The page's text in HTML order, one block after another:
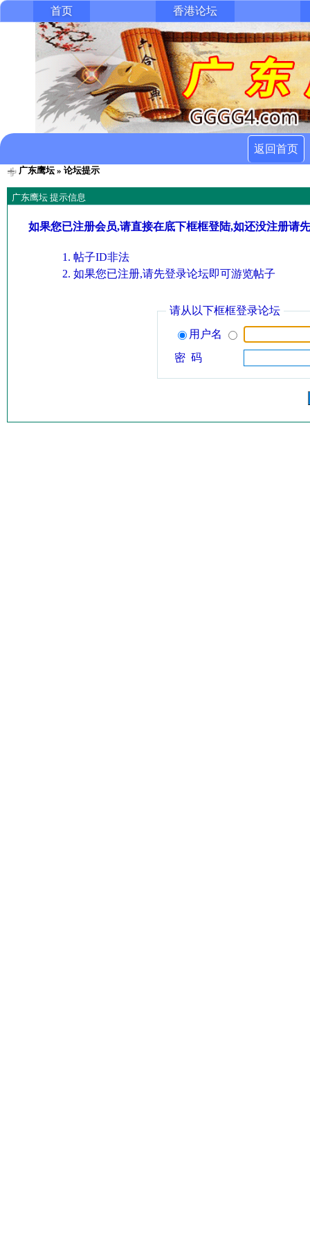
首页 香港论坛
返回首页
广东鹰坛» 论坛提示
广东鹰坛 提示信息
如果您已注册会员,请直接在底下框框登陆,如还没注册请
帖子ID非法
如果您已注册,请先登录论坛即可游览帖子
请从以下框框登录论坛
用户名
密 码